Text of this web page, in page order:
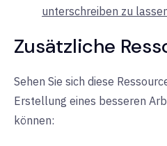
unterschreiben zu
Zusätzliche
Sehen Sie sich diese
Erstellung eines besseren
können: